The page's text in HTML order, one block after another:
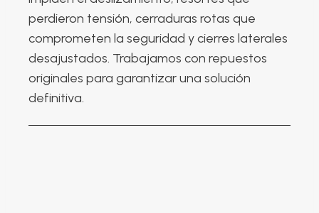
perdieron tensión, cerraduras rotas que
comprometen la seguridad y cierres laterales
desajustados. Trabajamos con repuestos
originales para garantizar una solución
definitiva.